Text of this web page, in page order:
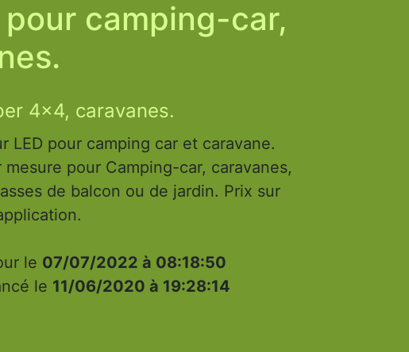
camping-car,
4x4, caravanes.
LED pour camping car et caravane.
mesure pour Camping-car, caravanes,
de balcon ou de jardin. Prix sur
le 07/07/2022 à 08:18:50
le 11/06/2020 à 19:28:14